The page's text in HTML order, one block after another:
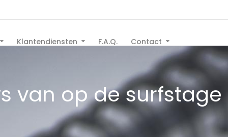
Klantendiensten F.A.Q. Contact
van op de surfstage